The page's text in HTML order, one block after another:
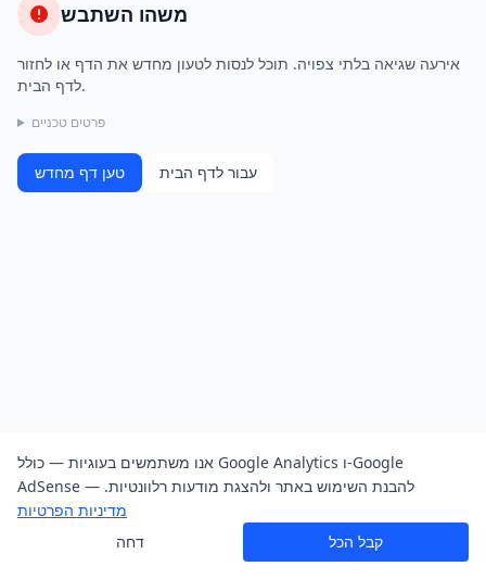
משהו השתבש
אירעה שגיאה בלתי צפויה. תוכל לנסות לטעון מחדש את הדף או לחזור
לדף הבית.
פרטים טכניים
טען דף מחדש עבור לדף הבית
אנו משתמשים בעוגיות — כולל Google Analytics ו-Google
AdSense — להבנת השימוש באתר ולהצגת מודעות רלוונטיות.
מדיניות הפרטיות
דחה
קבל הכל